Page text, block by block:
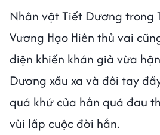
Nhân vật Tiết Dương trong
Vương Hạo Hiên thủ vai
diện khiến khán giả vừa
Dương xấu xa và đôi tay
quá khứ của hắn quá đau
vùi lấp cuộc đời hắn.